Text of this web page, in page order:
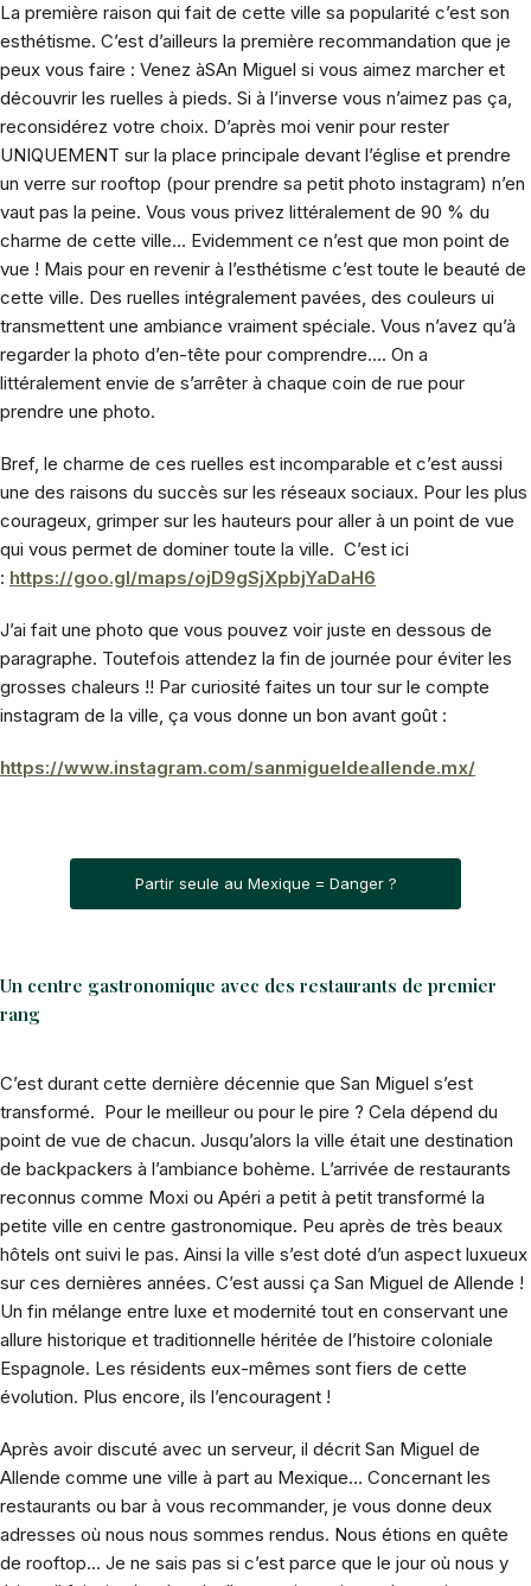
La première raison qui fait de cette ville sa popularité c’est son
esthétisme. C’est d’ailleurs la première recommandation que je
peux vous faire : Venez àSAn Miguel si vous aimez marcher et
découvrir les ruelles à pieds. Si à l’inverse vous n’aimez pas ça,
reconsidérez votre choix. D’après moi venir pour rester
UNIQUEMENT sur la place principale devant l’église et prendre
un verre sur rooftop (pour prendre sa petit photo instagram) n’en
vaut pas la peine. Vous vous privez littéralement de 90 % du
charme de cette ville… Evidemment ce n’est que mon point de
vue ! Mais pour en revenir à l’esthétisme c’est toute le beauté de
cette ville. Des ruelles intégralement pavées, des couleurs ui
transmettent une ambiance vraiment spéciale. Vous n’avez qu’à
regarder la photo d’en-tête pour comprendre…. On a
littéralement envie de s’arrêter à chaque coin de rue pour
prendre une photo.
Bref, le charme de ces ruelles est incomparable et c’est aussi
une des raisons du succès sur les réseaux sociaux. Pour les plus
courageux, grimper sur les hauteurs pour aller à un point de vue
qui vous permet de dominer toute la ville. C’est ici
: https://goo.gl/maps/ojD9gSjXpbjYaDaH6
J’ai fait une photo que vous pouvez voir juste en dessous de
paragraphe. Toutefois attendez la fin de journée pour éviter les
grosses chaleurs !! Par curiosité faites un tour sur le compte
instagram de la ville, ça vous donne un bon avant goût :
https://www.instagram.com/sanmigueldeallende.mx/
Partir seule au Mexique = Danger ?
Un centre gastronomique avec des restaurants de premier
rang
C’est durant cette dernière décennie que San Miguel s’est
transformé. Pour le meilleur ou pour le pire ? Cela dépend du
point de vue de chacun. Jusqu’alors la ville était une destination
de backpackers à l’ambiance bohème. L’arrivée de restaurants
reconnus comme Moxi ou Apéri a petit à petit transformé la
petite ville en centre gastronomique. Peu après de très beaux
hôtels ont suivi le pas. Ainsi la ville s’est doté d’un aspect luxueux
sur ces dernières années. C’est aussi ça San Miguel de Allende !
Un fin mélange entre luxe et modernité tout en conservant une
allure historique et traditionnelle héritée de l’histoire coloniale
Espagnole. Les résidents eux-mêmes sont fiers de cette
évolution. Plus encore, ils l’encouragent !
Après avoir discuté avec un serveur, il décrit San Miguel de
Allende comme une ville à part au Mexique… Concernant les
restaurants ou bar à vous recommander, je vous donne deux
adresses où nous nous sommes rendus. Nous étions en quête
de rooftop… Je ne sais pas si c’est parce que le jour où nous y